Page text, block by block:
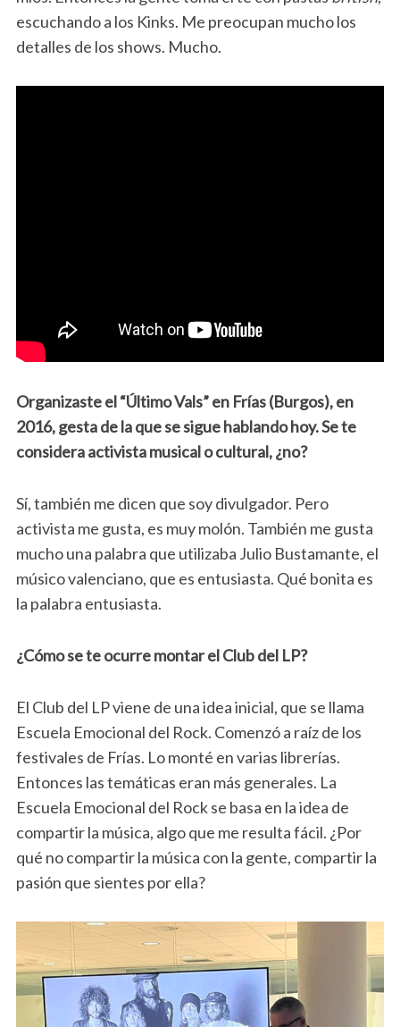
escuchando a los Kinks. Me preocupan mucho los
detalles de los shows. Mucho.
Organizaste el “Último Vals” en Frías (Burgos), en
2016, gesta de la que se sigue hablando hoy. Se te
considera activista musical o cultural, ¿no?
Sí, también me dicen que soy divulgador. Pero
activista me gusta, es muy molón. También me gusta
mucho una palabra que utilizaba Julio Bustamante, el
músico valenciano, que es entusiasta. Qué bonita es
la palabra entusiasta.
¿Cómo se te ocurre montar el Club del LP?
El Club del LP viene de una idea inicial, que se llama
Escuela Emocional del Rock. Comenzó a raíz de los
festivales de Frías. Lo monté en varias librerías.
Entonces las temáticas eran más generales. La
Escuela Emocional del Rock se basa en la idea de
compartir la música, algo que me resulta fácil. ¿Por
qué no compartir la música con la gente, compartir la
pasión que sientes por ella?